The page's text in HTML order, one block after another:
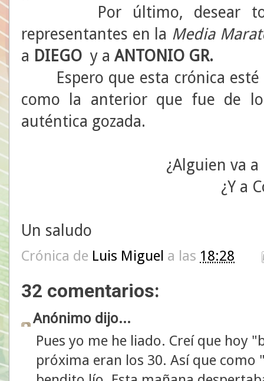
Por último, desear todo
representantes en la Media
a DIEGO y a ANTONIO GR.
Espero que esta crónica esté
como la anterior que fue de
auténtica gozada.
¿Alguien va
¿Y a
Un saludo
Crónica de Luis Miguel a las 18:28
32 comentarios:
Anónimo dijo...
Pues yo me he liado. Creí que hoy
próxima eran los 30. Así que como